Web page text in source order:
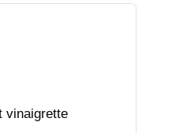
vinaigrette